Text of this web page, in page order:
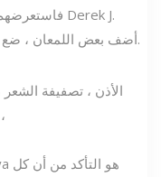
أضف بعض اللمعان ، ضع القليل منها في مكانها وأنت على ما يرام.